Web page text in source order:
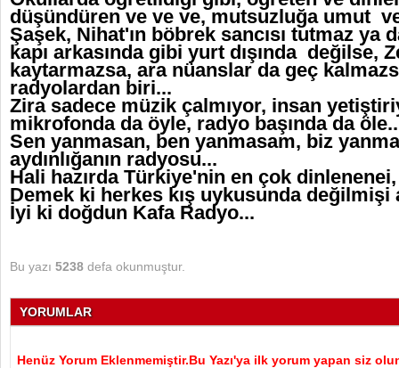
düşündüren ve ve ve, mutsuzluğa umut
Şaşek, Nihat'ın böbrek sancısı tutmaz ya
kapı arkasında gibi yurt dışında değilse,
kaytarmazsa, ara nüanslar da geç
radyolardan biri...
Zira sadece müzik çalmıyor, insan
mikrofonda da öyle, radyo başında da
Sen yanmasan, ben yanmasam, biz
aydınlığanın radyosu...
Hali hazırda Türkiye'nin en çok
Demek ki herkes kış uykusunda değilmişi
İyi ki doğdun Kafa Radyo...
Bu yazı 5238 defa okunmuştur.
YORUMLAR
Henüz Yorum Eklenmemiştir.Bu Yazı'ya ilk yorum yapan siz